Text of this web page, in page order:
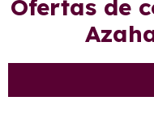
Ofertas de